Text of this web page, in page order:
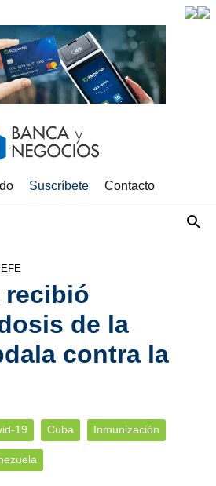
Suscríbete Contacto
EFE
recibió
de la
contra la
19 Cuba Inmunización